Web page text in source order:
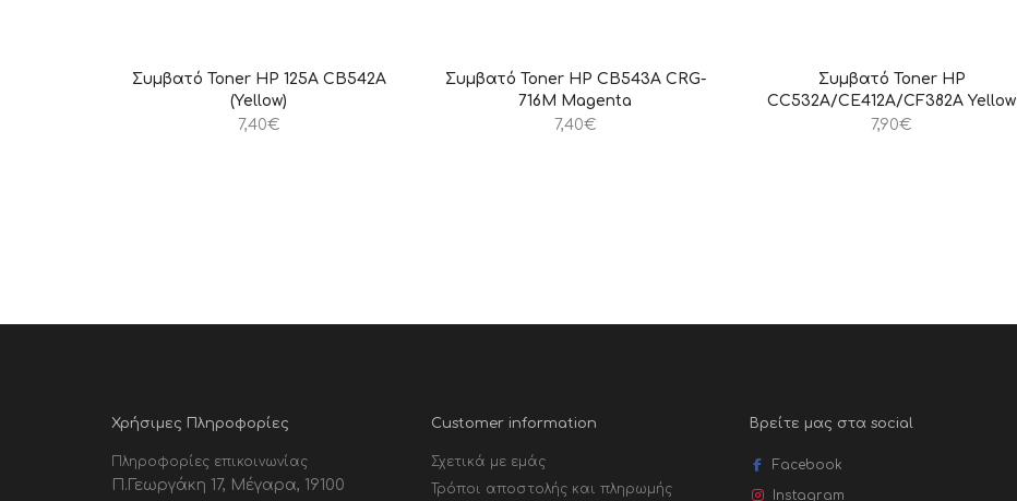
Συμβατό Toner HP 125A CB542A
(Yellow)
7,40€
Συμβατό Toner HP CB543A CRG-
716M Magenta
7,40€
Συμβατό Toner HP
CC532A/CE412A/CF382A Yellow
7,90€
Χρήσιμες Πληροφορίες
Πληροφορίες επικοινωνίας
Π.Γεωργάκη 17, Μέγαρα, 19100
Customer information
Σχετικά με εμάς
Τρόποι αποστολής και πληρωμής
Βρείτε μας στα social
Facebook
Instagram